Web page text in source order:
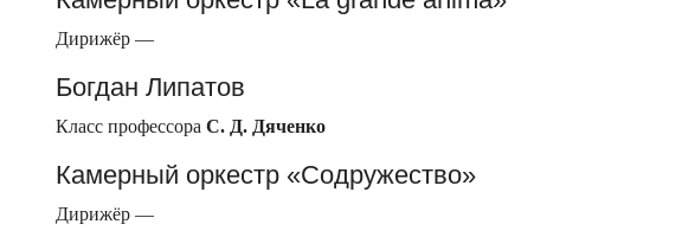
Дирижёр —
Богдан Липатов
Класс профессора С. Д. Дяченко
Камерный оркестр «Содружество»
Дирижёр —